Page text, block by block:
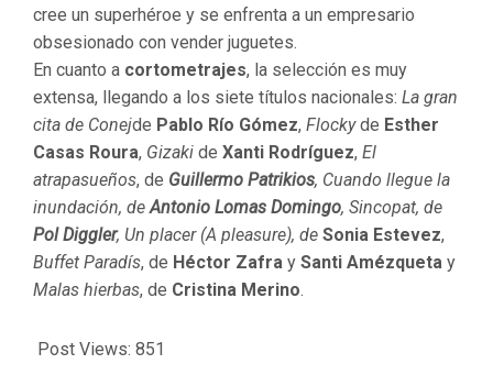
cree un superhéroe y se enfrenta a un empresario
obsesionado con vender juguetes.
En cuanto a cortometrajes, la selección es muy
extensa, llegando a los siete títulos nacionales: La gran
cita de Conejde Pablo Río Gómez, Flockyde Esther
Casas Roura, Gizaki de Xanti Rodríguez, El
atrapasueños, de Guillermo Patrikios, Cuando llegue la
inundación, deAntonio Lomas Domingo, Sincopat, de
Pol Diggler, Un placer (A pleasure), de Sonia Estevez,
Buffet Paradís, de Héctor Zafra y Santi Amézqueta y
Malas hierbas, de Cristina Merino.
Post Views: 851